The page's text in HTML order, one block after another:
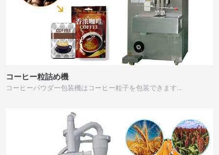
コーヒー粒詰め機
コーヒーパウダー包装機はコーヒー粒子を包装できます…